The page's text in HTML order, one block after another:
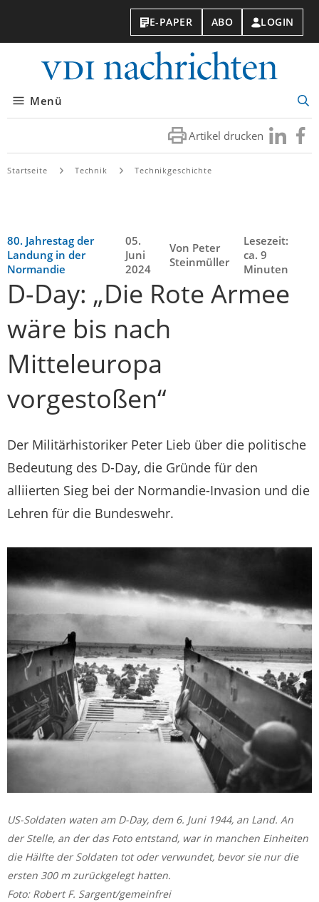
E-PAPER ABO LOGIN
Menü
Artikel drucken Besuchen
Sie
Sie
Startseite Technik Technikgeschichte
80. Jahrestag der
Landung in der
Normandie
05.
Juni
2024
Von Peter
Steinmüller
Lesezeit:
ca. 9
Minuten
D-Day: „Die Rote Armee
wäre bis nach
Mitteleuropa
vorgestoßen“
Der Militärhistoriker Peter Lieb über die politische
Bedeutung des D-Day, die Gründe für den
alliierten Sieg bei der Normandie-Invasion und die
Lehren für die Bundeswehr.
US-Soldaten waten am D-Day, dem 6. Juni 1944, an Land. An
der Stelle, an der das Foto entstand, war in manchen Einheiten
die Hälfte der Soldaten tot oder verwundet, bevor sie nur die
ersten 300 m zurückgelegt hatten.
Foto: Robert F. Sargent/gemeinfrei